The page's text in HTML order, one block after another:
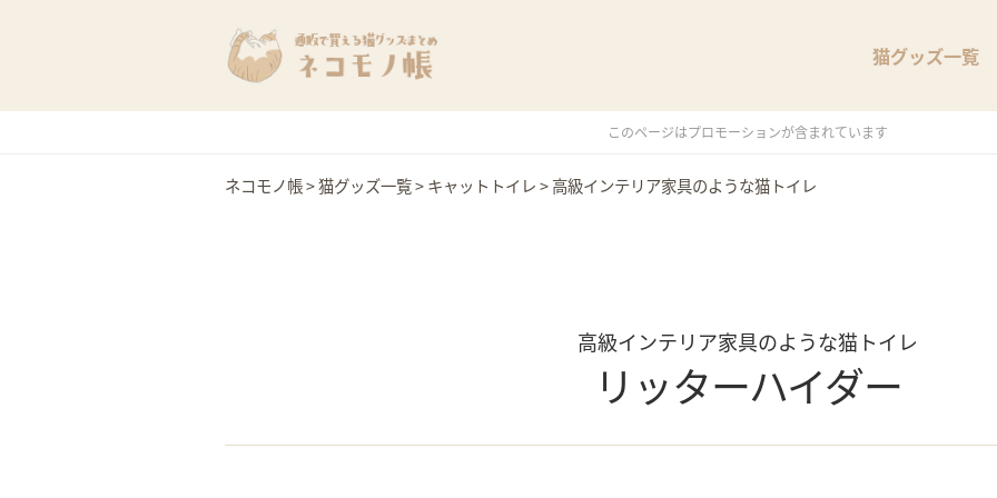
猫グッズ一覧
このページはプロモーションが含まれています
ネコモノ帳>猫グッズ一覧>キャットトイレ>高級インテリア家具のような猫トイレ
高級インテリア家具のような猫トイレ
リッターハイダー